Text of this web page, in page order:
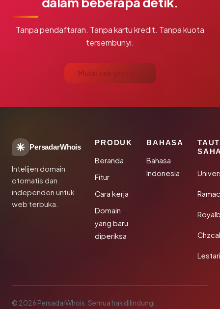
Tanpa pendaftaran. Tanpa kartu kredit. Tanpa kuota
tersembunyi.
Mulai cek gratis →
PersadarWhois
Intelijen domain
otomatis dan
independen untuk
web terbuka.
PRODUK
Beranda
Fitur
Cara kerja
Domain
yang baru
diperiksa
BAHASA
Bahasa
Indonesia
© 2026 PersadarWhois. Semua hak dilindungi.